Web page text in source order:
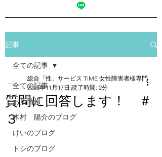
記事
全ての記事
お店情報
木村 陽介のブログ
けいのブログ
トシのブログ
全ての記事
質問に回答します！ ＃
３
総合「性」サービス TiME 女性障害者様専門
2023年11月17日 読了時間: 2分